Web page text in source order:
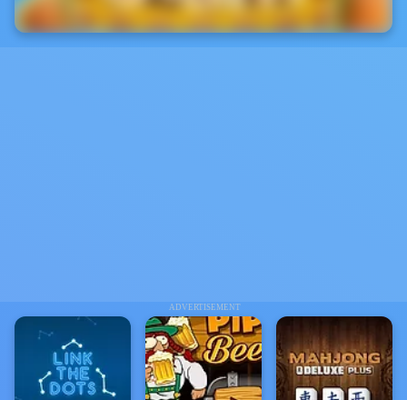
ADVERTISEMENT